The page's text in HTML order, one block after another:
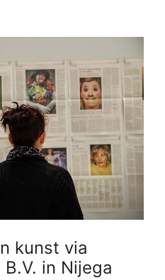
kunst via
in Nijega